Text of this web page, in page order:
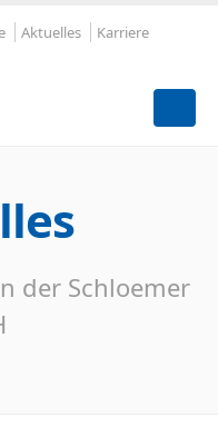
Aktuelles
Karriere
der Schloemer